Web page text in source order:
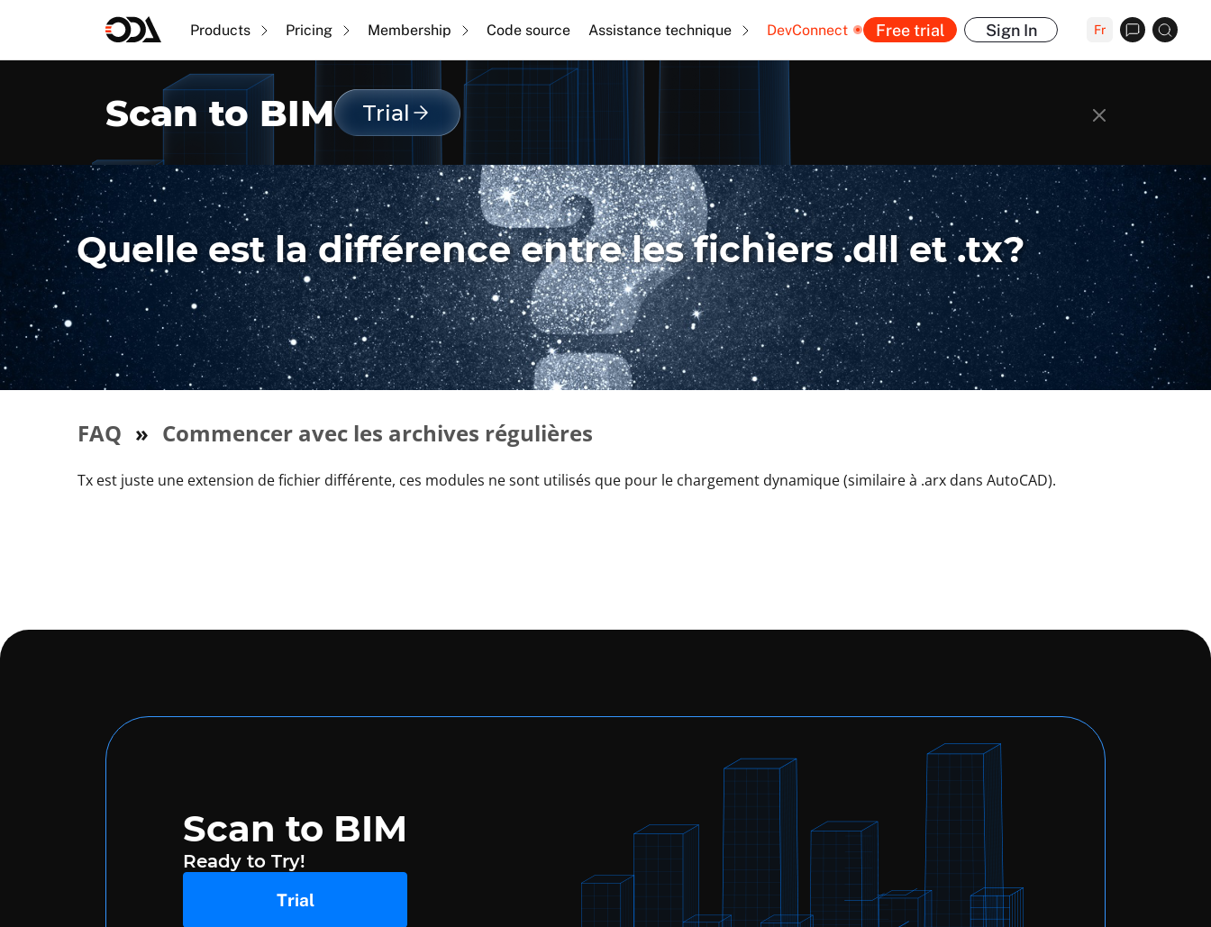
Products Pricing Membership Code source Assistance technique DevConnect Free trial Sign In Fr
Scan to BIM Trial
Quelle est la différence entre les fichiers .dll et .tx?
FAQ » Commencer avec les archives régulières
Tx est juste une extension de fichier différente, ces modules ne sont utilisés que pour le chargement dynamique (similaire à .arx dans AutoCAD).
Scan to BIM
Ready to Try!
Trial